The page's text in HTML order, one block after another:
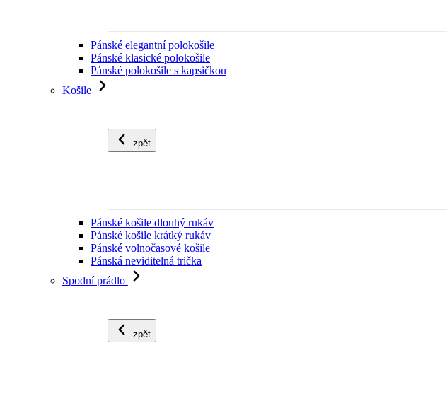
Pánské elegantní polokošile
Pánské klasické polokošile
Pánské polokošile s kapsičkou
Košile
zpět
Pánské košile dlouhý rukáv
Pánské košile krátký rukáv
Pánské volnočasové košile
Pánská neviditelná trička
Spodní prádlo
zpět